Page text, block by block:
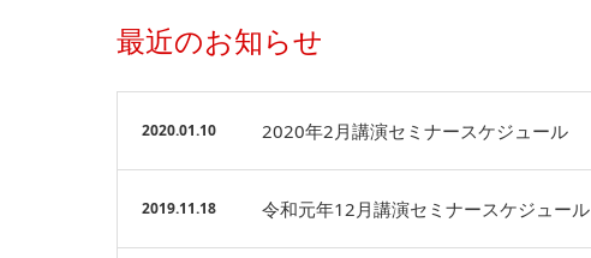
最近のお知らせ
2020.01.10 2020年2月講演セミナースケジュール
2019.11.18 令和元年12月講演セミナースケジュール